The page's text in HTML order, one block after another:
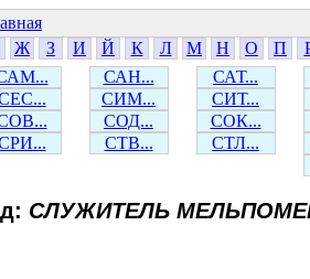
Ж З И Й К Л М Н О П
САН...
САТ...
СИМ...
СИТ...
СОД...
СОК...
СТВ... СТЛ...
СЛУЖИТЕЛЬ